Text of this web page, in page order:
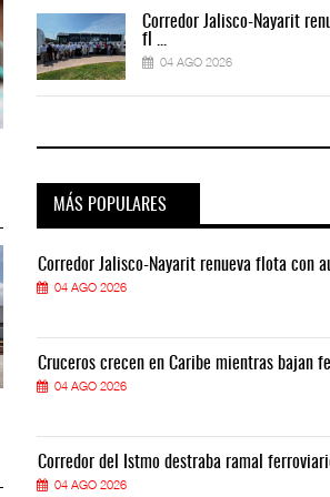
IT-ANÁLISIS: Mercado Pago acelera
04 AGO 2026
04 AGO 2026
IT-
04 AGO
Corredor Jalisco-Nayarit
fl ...
04 AGO 2026
MÁS POPULARES
Corredor Jalisco-Nayarit renueva flota con
04 AGO 2026
Cruceros crecen en Caribe mientras bajan
04 AGO 2026
Corredor del Istmo destraba ramal
04 AGO 2026